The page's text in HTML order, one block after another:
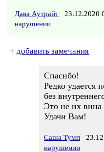
Дава Аутрайт 23.12.2020
нарушении
+ добавить замечания
Спасибо!
Редко удается
без
Это не их вина
Удачи Вам!
Саша Тумп
нарушении